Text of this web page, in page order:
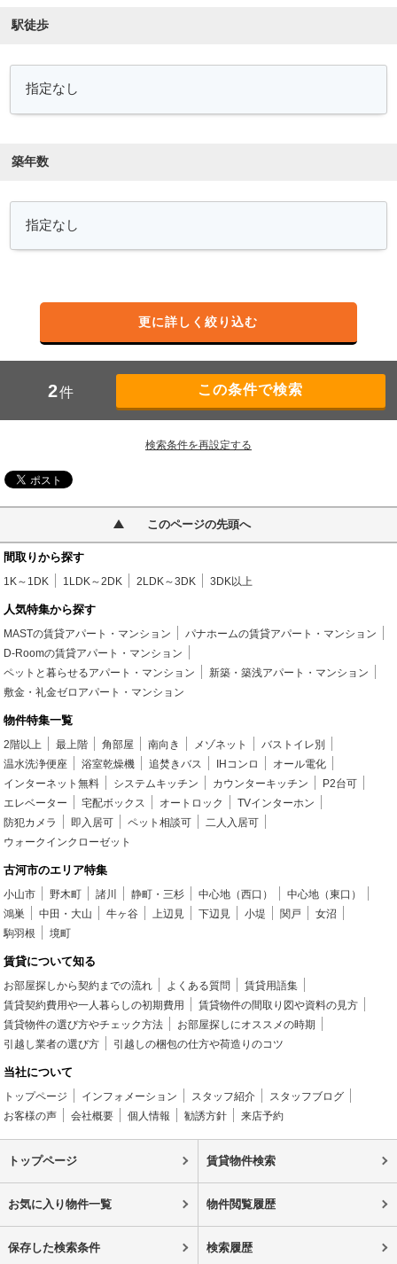
駅徒歩
築年数
更に詳しく絞り込む
2件
検索条件を再設定する
このページの先頭へ
間取りから探す
1K～1DK 1LDK～2DK 2LDK～3DK 3DK以上
人気特集から探す
MASTの賃貸アパート・マンション
パナホームの賃貸アパート・マンション
D-Roomの賃貸アパート・マンション
ペットと暮らせるアパート・マンション
新築・築浅アパート・マンション
敷金・礼金ゼロアパート・マンション
物件特集一覧
2階以上 最上階 角部屋 南向き メゾネット
バストイレ別
温水洗浄便座
浴室乾燥機 追焚きバス IHコンロ
オール電化
インターネット無料
システムキッチン カウンターキッチン
P2台可
エレベーター
宅配ボックス オートロック
TVインターホン
防犯カメラ
即入居可 ペット相談可
二人入居可
ウォークインクローゼット
古河市のエリア特集
小山市 野木町 諸川 静町・三杉 中心地（西口）
中心地（東口）
鴻巣
中田・大山 牛ヶ谷 上辺見 下辺見 小堤 関戸
女沼
駒羽根
境町
賃貸について知る
お部屋探しから契約までの流れ よくある質問
賃貸用語集
賃貸契約費用や一人暮らしの初期費用
賃貸物件の間取り図や資料の見方
賃貸物件の選び方やチェック方法
お部屋探しにオススメの時期
引越し業者の選び方
引越しの梱包の仕方や荷造りのコツ
当社について
トップページ インフォメーション スタッフ紹介
スタッフブログ
お客様の声
会社概要 個人情報 勧誘方針 来店予約
トップページ 賃貸物件検索
お気に入り物件一覧 物件閲覧履歴
保存した検索条件 検索履歴